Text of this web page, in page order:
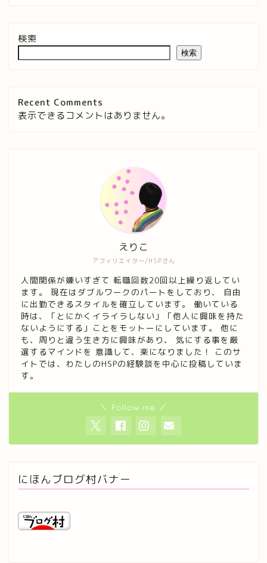
検索
検索
Recent Comments
表示できるコメントはありません。
アフィリエイター/HSPさん
えりこ
人間関係が嫌いすぎて 転職回数20回以上繰り返してい
ます。 現在はダブルワークのパートをしており、 自由
に出勤できるスタイルを確立しています。 働いている
時は、「とにかくイライラしない」「他人に興味を持た
ないようにする」ことをモットーにしています。 他に
も、周りと違う生き方に興味があり、 気にする事を厳
選するマインドを 意識して、楽になりました！ このサ
イトでは、わたしのHSPの経験談を中心に投稿していま
す。
＼ Follow me ／
にほんブログ村バナー